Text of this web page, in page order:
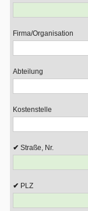
Firma/Organisation
Abteilung
Kostenstelle
Straße, Nr.
PLZ